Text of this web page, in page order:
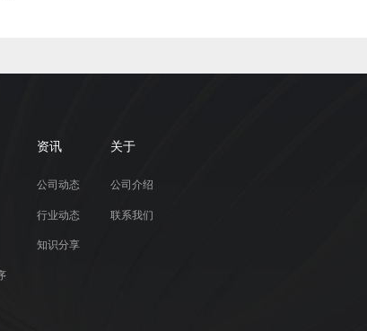
资讯
公司动态
行业动态
知识分享
关于
公司介绍
联系我们